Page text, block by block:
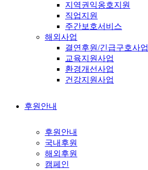
지역권익옹호지원
직업지원
주간보호서비스
해외사업
결연후원/긴급구호사업
교육지원사업
환경개선사업
건강지원사업
후원안내
후원안내
국내후원
해외후원
캠페인